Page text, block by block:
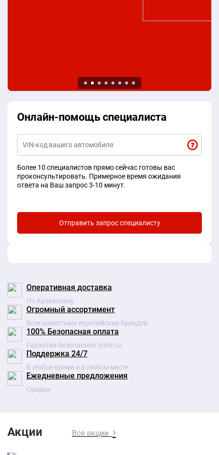
Онлайн-помощь специалиста
Более 10 специалистов прямо сейчас готовы вас
проконсультировать. Примерное время ожидания
ответа на Ваш запрос 3-10 минут.
Оперативная доставка
По Казахстану
Огромный ассортимент
Всех известных европейских брендов
100% Безопасная оплата
Гарантия безопасной оплаты
Поддержка 24/7
В любое время и в любом месте
Ежедневные предложения
Скидки
Акции Все акции ›